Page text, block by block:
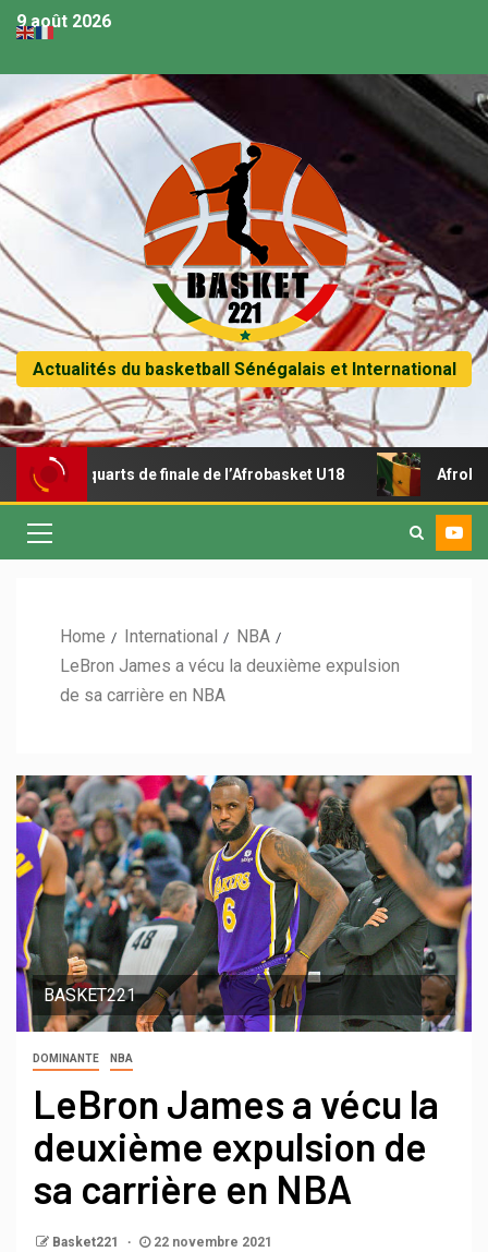
9 août 2026
Actualités du basketball Sénégalais et International
de finale de l’Afrobasket U18 Afrobasket U18
Home International
NBA
LeBron James a vécu la deuxième expulsion
de sa carrière en NBA
BASKET221
DOMINANTE NBA
LeBron James a vécu la
deuxième expulsion de
sa carrière en NBA
Basket221 22 novembre 2021